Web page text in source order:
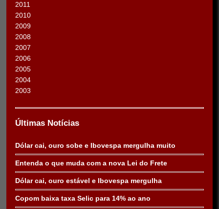
2011
2010
2009
2008
2007
2006
2005
2004
2003
Últimas Notícias
Dólar cai, ouro sobe e Ibovespa mergulha muito
Entenda o que muda com a nova Lei do Frete
Dólar cai, ouro estável e Ibovespa mergulha
Copom baixa taxa Selic para 14% ao ano